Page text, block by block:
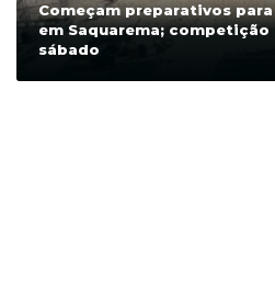
Começam preparativos
em Saquarema;
sábado